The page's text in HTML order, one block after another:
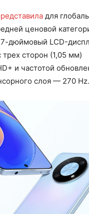
для
ценовой
дюймовый LCD-
сторон (1,05 мм)
и частотой
слоя — 270 Hz.